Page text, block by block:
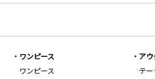
ワンピース
ワンピース
アウ
テ